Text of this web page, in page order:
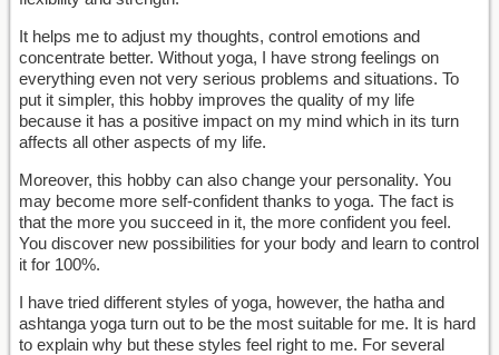
It helps me to adjust my thoughts, control emotions and
concentrate better. Without yoga, I have strong feelings on
everything even not very serious problems and situations. To
put it simpler, this hobby improves the quality of my life
because it has a positive impact on my mind which in its turn
affects all other aspects of my life.
Moreover, this hobby can also change your personality. You
may become more self-confident thanks to yoga. The fact is
that the more you succeed in it, the more confident you feel.
You discover new possibilities for your body and learn to control
it for 100%.
I have tried different styles of yoga, however, the hatha and
ashtanga yoga turn out to be the most suitable for me. It is hard
to explain why but these styles feel right to me. For several